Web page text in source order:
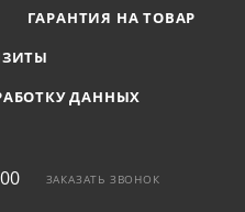
ГАРАНТИЯ НА ТОВАР
ДАННЫХ
ЗАКАЗАТЬ ЗВОНОК